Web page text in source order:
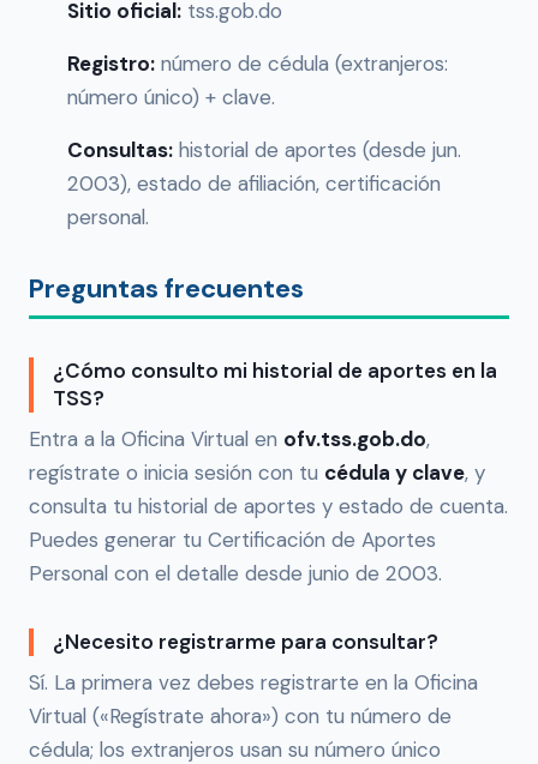
Sitio oficial: tss.gob.do
Registro: número de cédula (extranjeros:
número único) + clave.
Consultas: historial de aportes (desde jun.
2003), estado de afiliación, certificación
personal.
Preguntas frecuentes
¿Cómo consulto mi historial de aportes en la
TSS?
Entra a la Oficina Virtual en ofv.tss.gob.do,
regístrate o inicia sesión con tu cédula y clave, y
consulta tu historial de aportes y estado de cuenta.
Puedes generar tu Certificación de Aportes
Personal con el detalle desde junio de 2003.
¿Necesito registrarme para consultar?
Sí. La primera vez debes registrarte en la Oficina
Virtual («Regístrate ahora») con tu número de
cédula; los extranjeros usan su número único